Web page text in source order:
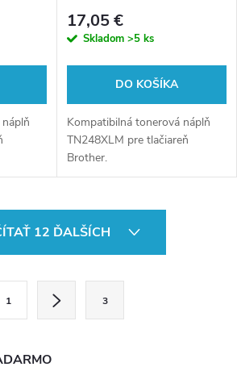
box)
17,05 €
Skladom >5 ks
DO KOŠÍKA
Kompatibilná tonerová náplň
TN248XLM pre tlačiareň
Brother.
12 ĎALŠÍCH
1 3